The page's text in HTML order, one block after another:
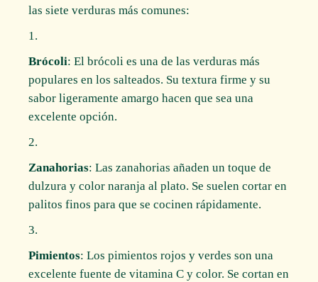
las siete verduras más comunes:
Brócoli: El brócoli es una de las verduras más
populares en los salteados. Su textura firme y su
sabor ligeramente amargo hacen que sea una
excelente opción.
Zanahorias: Las zanahorias añaden un toque de
dulzura y color naranja al plato. Se suelen cortar en
palitos finos para que se cocinen rápidamente.
Pimientos: Los pimientos rojos y verdes son una
excelente fuente de vitamina C y color. Se cortan en